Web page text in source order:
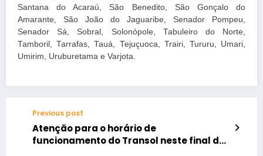
Santana do Acaraú, São Benedito, São Gonçalo do
Amarante, São João do Jaguaribe, Senador Pompeu,
Senador Sá, Sobral, Solonópole, Tabuleiro do Norte,
Tamboril, Tarrafas, Tauá, Tejuçuoca, Trairi, Tururu, Umari,
Umirim, Uruburetama e Varjota.
Previous post
Atenção para o horário de
funcionamento do Transol neste final de